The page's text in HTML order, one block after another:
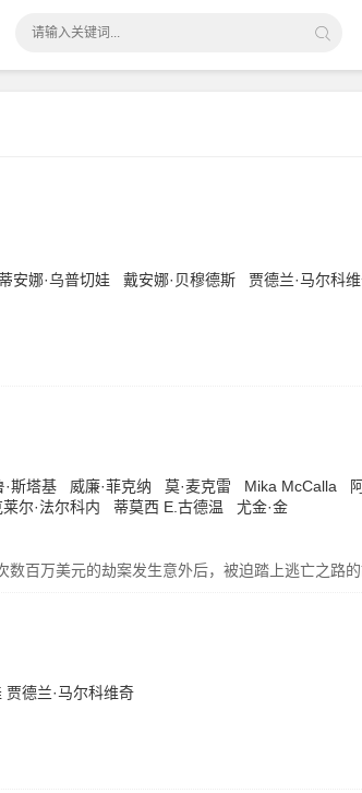
安娜·乌普切娃 戴安娜·贝穆德斯 贾德兰·马尔科
·斯塔基 威廉·菲克纳 莫·麦克雷 Mika McCalla
莱尔·法尔科内 蒂莫西 E.古德温
尤金·金
数百万美元的劫案发生意外后，被迫踏上逃亡之路
贾德兰·马尔科维奇